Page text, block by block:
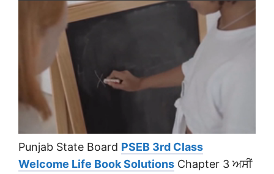
Punjab State Board PSEB 3rd Class
Welcome Life Book Solutions Chapter 3 ਅਸੀਂ